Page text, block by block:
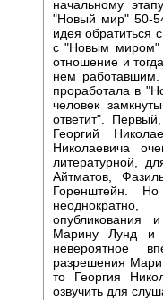
начальному
"Новый мир" 50-
идея обратиться
с "Новым миром"
отношение и
нем
проработала в
человек
ответит".
Георгий
Николаевича
литературной,
Айтматов,
Горенштейн.
опубликования
Марину Лунд и
невероятное
разрешения
то Георгия
озвучить для